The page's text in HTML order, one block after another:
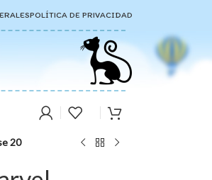
POLÍTICA DE PRIVACIDAD
20